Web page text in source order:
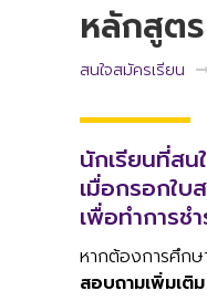
หลักสูต
สนใจสมัครเรียน
นักเรียนที่สน
เมื่อกรอกใบ
เพื่อทำการช
หากต้องการศึกษ
สอบถามเพิ่มเติ